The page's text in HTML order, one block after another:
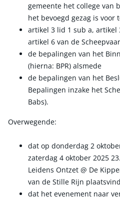
gemeente het college van
het bevoegd gezag is voor
artikel 3 lid 1 sub a, artikel
artikel 6 van de
de bepalingen van het
(hierna: BPR) alsmede
de bepalingen van het
Bepalingen inzake het
Babs).
Overwegende:
dat op donderdag 2
zaterdag 4 oktober 2025
Leidens Ontzet @ De
van de Stille Rijn
dat het evenement naar